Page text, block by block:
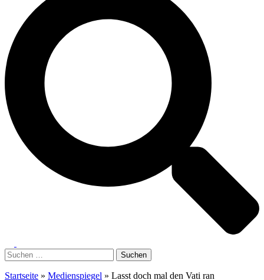
umschalten
Suchen
nach:
Startseite » Medienspiegel » Lasst doch mal den Vati ran